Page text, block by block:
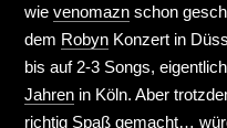
wievenomazn schon
dem Robyn Konzert in
bis auf 2-3 Songs,
Jahren in Köln. Aber
richtig Spaß gemacht…